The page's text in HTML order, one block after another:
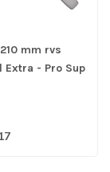
mm rvs
Extra - Pro Sup